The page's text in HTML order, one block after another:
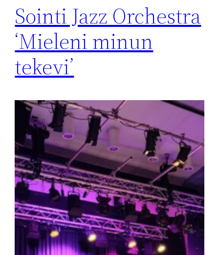
Sointi Jazz Orchestra
‘Mieleni minun
tekevi’